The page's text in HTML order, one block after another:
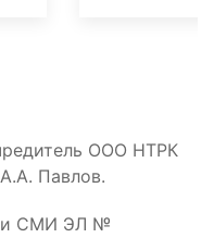
ООО НТРК
Павлов.
СМИ ЭЛ №